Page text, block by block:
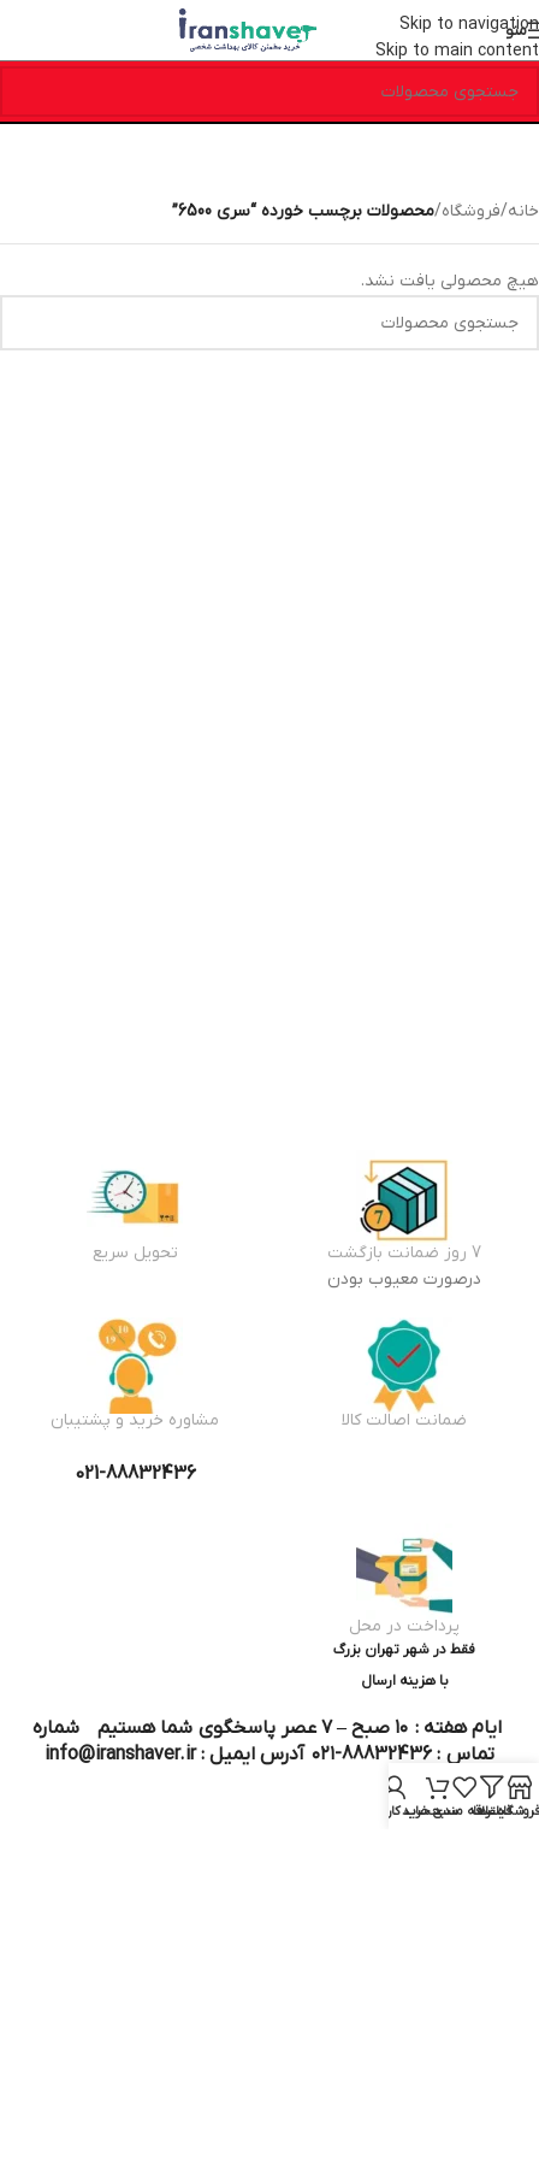
Skip to navigation
Skip to main content
منو
خانه/فروشگاه/محصولات برچسب خورده “سری 6500”
هیچ محصولی یافت نشد.
7 روز ضمانت بازگشت
درصورت معیوب بودن
تحویل سریع
ضمانت اصالت کالا مشاوره خرید و پشتیبان
021-88832436
پرداخت در محل
فقط در شهر تهران بزرگ
با هزینه ارسال
ایام هفته : ۱۰ صبح – ۷ عصر پاسخگوی شما هستیم شماره
تماس : 88832436-۰۲۱ آدرس ایمیل : info@iranshaver.ir
فروشگاهفیلترها
علاقه مندیسبد خرید
حساب کاربری من